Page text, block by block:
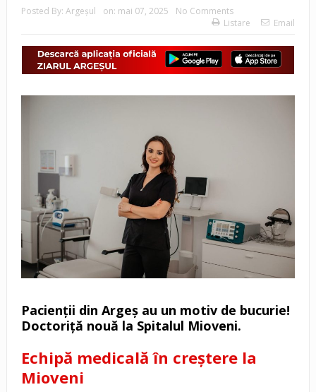
Posted By: Argeşul on: mai 07, 2025
No Comments
Listare
Email
Pacienții din Argeș au un motiv de bucurie!
Doctoriță nouă la Spitalul Mioveni.
Echipă medicală în creștere la
Mioveni